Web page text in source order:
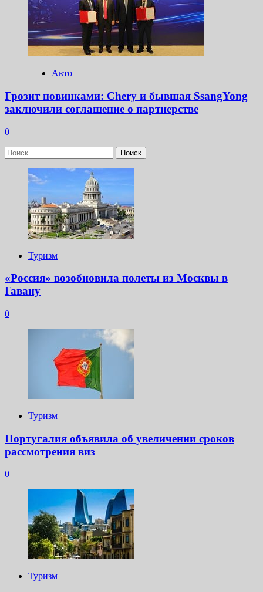
Авто
Грозит новинками: Chery и бывшая SsangYong
заключили соглашение о партнерстве
0
Найти:
Туризм
«Россия» возобновила полеты из Москвы в
Гавану
0
Туризм
Португалия объявила об увеличении сроков
рассмотрения виз
0
Туризм